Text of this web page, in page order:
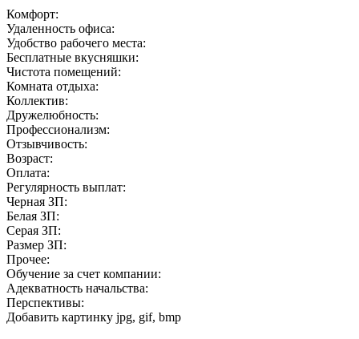
Комфорт:
Удаленность офиса:
Удобство рабочего места:
Бесплатные вкусняшки:
Чистота помещений:
Комната отдыха:
Коллектив:
Дружелюбность:
Профессионализм:
Отзывчивость:
Возраст:
Оплата:
Регулярность выплат:
Черная ЗП:
Белая ЗП:
Серая ЗП:
Размер ЗП:
Прочее:
Обучение за счет компании:
Адекватность начальства:
Перспективы:
Добавить картинку jpg, gif, bmp